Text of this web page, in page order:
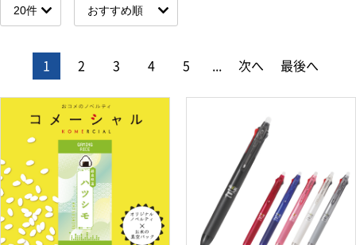
1 2 3 4 5 次へ 最後へ